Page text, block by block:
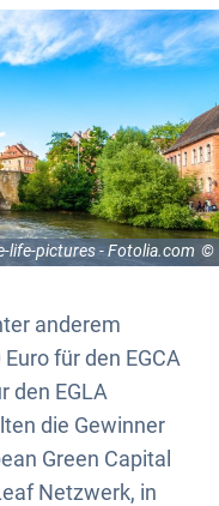
life-pictures - Fotolia.com
anderem
für den EGCA
den EGLA
die Gewinner
Green Capital
Netzwerk, in